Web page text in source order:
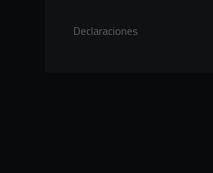
Declaraciones